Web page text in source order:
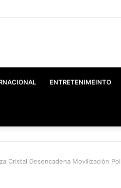
Federal y Estatal inician el
ENTRETENIMEINTO
Cristal Desencadena Movilización